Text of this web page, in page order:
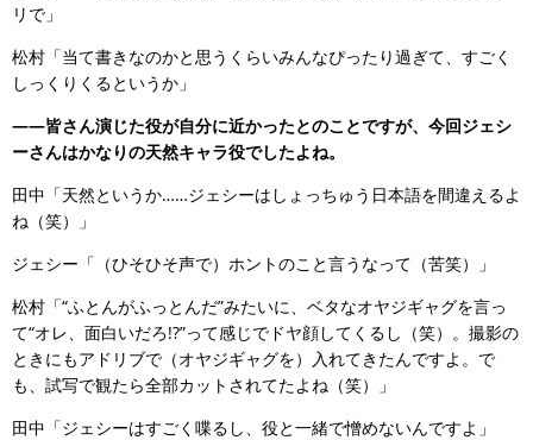
リで」
松村「当て書きなのかと思うくらいみんなぴったり過ぎて、すごく
しっくりくるというか」
――皆さん演じた役が自分に近かったとのことですが、今回ジェシ
ーさんはかなりの天然キャラ役でしたよね。
田中「天然というか……ジェシーはしょっちゅう日本語を間違えるよ
ね（笑）」
ジェシー「（ひそひそ声で）ホントのこと言うなって（苦笑）」
松村「“ふとんがふっとんだ”みたいに、ベタなオヤジギャグを言っ
て“オレ、面白いだろ!?”って感じでドヤ顔してくるし（笑）。撮影の
ときにもアドリブで（オヤジギャグを）入れてきたんですよ。で
も、試写で観たら全部カットされてたよね（笑）」
田中「ジェシーはすごく喋るし、役と一緒で憎めないんですよ」